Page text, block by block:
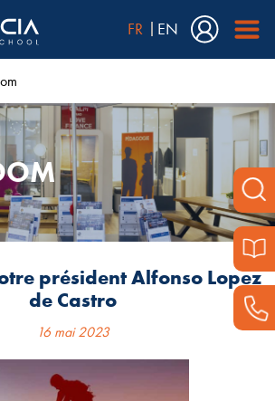
FR EN
président Alfonso Lopez
de Castro
16 mai 2023